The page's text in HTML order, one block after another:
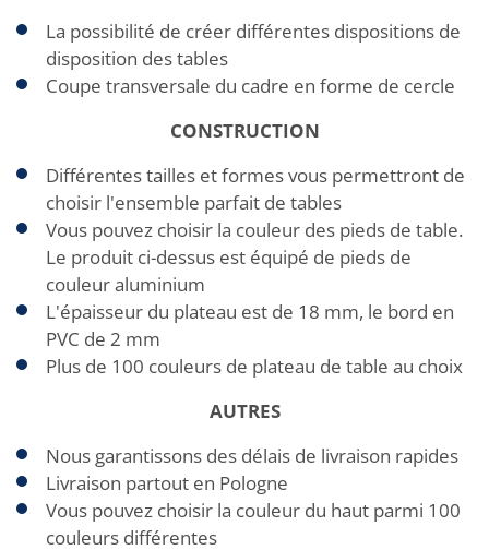
La possibilité de créer différentes dispositions de
disposition des tables
Coupe transversale du cadre en forme de cercle
CONSTRUCTION
Différentes tailles et formes vous permettront de
choisir l'ensemble parfait de tables
Vous pouvez choisir la couleur des pieds de table.
Le produit ci-dessus est équipé de pieds de
couleur aluminium
L'épaisseur du plateau est de 18 mm, le bord en
PVC de 2 mm
Plus de 100 couleurs de plateau de table au choix
AUTRES
Nous garantissons des délais de livraison rapides
Livraison partout en Pologne
Vous pouvez choisir la couleur du haut parmi 100
couleurs différentes